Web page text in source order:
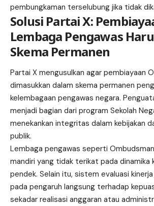
pembungkaman terselubung jika tidak
Solusi Partai X:
Lembaga Pengawas
Skema Permanen
Partai X mengusulkan agar pembiayaan
dimasukkan dalam skema permanen
kelembagaan pengawas negara.
menjadi bagian dari program Sekolah
menekankan integritas dalam kebijakan
publik.
Lembaga pengawas seperti
mandiri yang tidak terikat pada dinamika
pendek. Selain itu, sistem evaluasi
pada pengaruh langsung terhadap
sekadar realisasi anggaran atau